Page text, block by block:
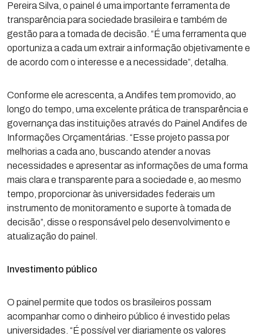
Pereira Silva, o painel é uma importante ferramenta de
transparência para sociedade brasileira e também de
gestão para a tomada de decisão. “É uma ferramenta que
oportuniza a cada um extrair a informação objetivamente e
de acordo com o interesse e a necessidade”, detalha.
Conforme ele acrescenta, a Andifes tem promovido, ao
longo do tempo, uma excelente prática de transparência e
governança das instituições através do Painel Andifes de
Informações Orçamentárias. “Esse projeto passa por
melhorias a cada ano, buscando atender a novas
necessidades e apresentar as informações de uma forma
mais clara e transparente para a sociedade e, ao mesmo
tempo, proporcionar às universidades federais um
instrumento de monitoramento e suporte à tomada de
decisão”, disse o responsável pelo desenvolvimento e
atualização do painel.
Investimento público
O painel permite que todos os brasileiros possam
acompanhar como o dinheiro público é investido pelas
universidades. “É possível ver diariamente os valores